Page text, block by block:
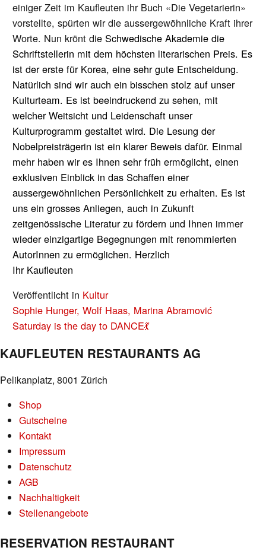
einiger Zeit im Kaufleuten ihr Buch «Die Vegetarierin»
vorstellte, spürten wir die aussergewöhnliche Kraft ihrer
Worte. Nun krönt die Schwedische Akademie die
Schriftstellerin mit dem höchsten literarischen Preis. Es
ist der erste für Korea, eine sehr gute Entscheidung.
Natürlich sind wir auch ein bisschen stolz auf unser
Kulturteam. Es ist beeindruckend zu sehen, mit
welcher Weitsicht und Leidenschaft unser
Kulturprogramm gestaltet wird. Die Lesung der
Nobelpreisträgerin ist ein klarer Beweis dafür. Einmal
mehr haben wir es Ihnen sehr früh ermöglicht, einen
exklusiven Einblick in das Schaffen einer
aussergewöhnlichen Persönlichkeit zu erhalten. Es ist
uns ein grosses Anliegen, auch in Zukunft
zeitgenössische Literatur zu fördern und Ihnen immer
wieder einzigartige Begegnungen mit renommierten
AutorInnen zu ermöglichen. Herzlich
Ihr Kaufleuten
Veröffentlicht in Kultur
BEITRAGS-
NAVIGATION
Sophie Hunger, Wolf Haas, Marina Abramović
Saturday is the day to DANCE💃
KAUFLEUTEN RESTAURANTS AG
Pelikanplatz, 8001 Zürich
Shop
Gutscheine
Kontakt
Impressum
Datenschutz
AGB
Nachhaltigkeit
Stellenangebote
RESERVATION RESTAURANT